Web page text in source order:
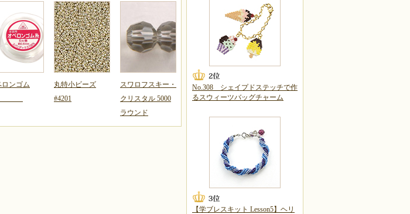
ロンゴム
丸特小ビーズ
#4201
スワロフスキー・
クリスタル 5000
ラウンド
No.308 シェイプドステッチで作
るスウィーツバッグチャーム
【学ブレスキット Lesson5】ヘリ